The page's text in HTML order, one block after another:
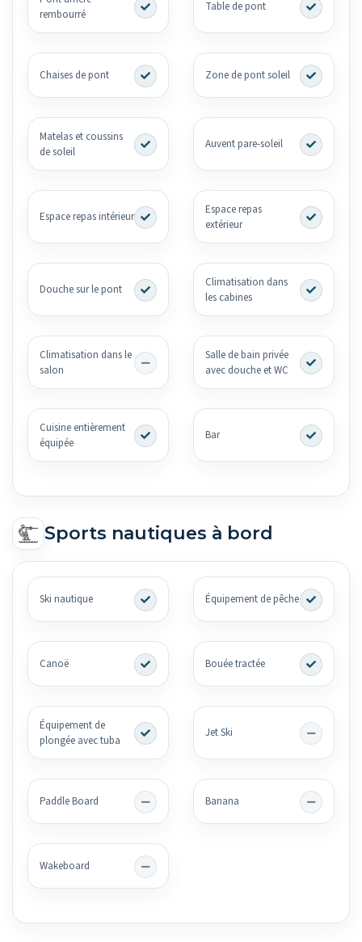
rembourré
Table de pont
Chaises de pont Zone de pont soleil
Matelas et coussins
de soleil
Auvent pare-soleil
Espace repas intérieur
Espace repas
extérieur
Douche sur le pont
Climatisation dans
les cabines
Climatisation dans le
salon
Salle de bain privée
avec douche et WC
Cuisine entièrement
équipée
Bar
Sports nautiques à bord
Ski nautique Équipement de pêche
Canoë Bouée tractée
Équipement de
plongée avec tuba
Jet Ski
Paddle Board Banana
Wakeboard